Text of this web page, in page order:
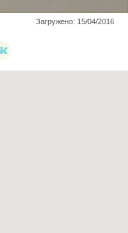
Загружено: 15/04/2016